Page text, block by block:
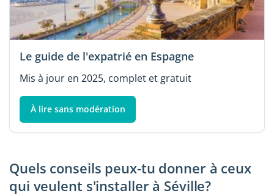
Le guide de l'expatrié en Espagne
Mis à jour en 2025, complet et gratuit
À lire sans modération
Quels conseils peux-tu donner à ceux
qui veulent s'installer à Séville?